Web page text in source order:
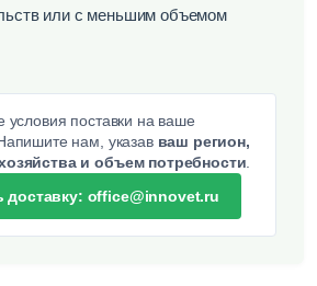
или с меньшим объемом
условия поставки на ваше
нам, указав ваш регион,
и объем потребности.
доставку: office@innovet.ru